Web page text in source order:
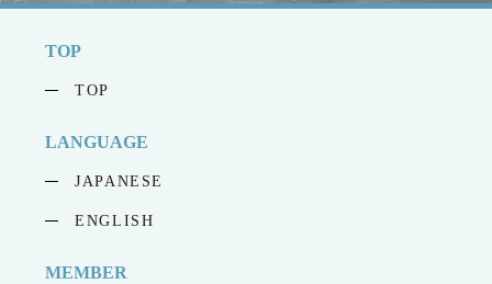
TOP
TOP
LANGUAGE
JAPANESE
ENGLISH
MEMBER